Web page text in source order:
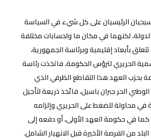
الرئيسيان على كل شيء في السياسة
لكنهما في مكان ما ولحسابات مختلفة
بأبعاد إقليمية وبرئاسة الجمهورية،
الحريري لترؤس الحكومة، فاتخذت رئاسة
بحزب العهد هذا التقاطع الظرفي الذي
الحر جبران باسيل، فاتُخذ ذريعة لتأجيل
في محاولة للضغط على الحريري وإلزامه
كما في حكومة العهد الأولى، أو دفعه إلى
من الفرصة الأخيرة قبل الانهيار الشامل.